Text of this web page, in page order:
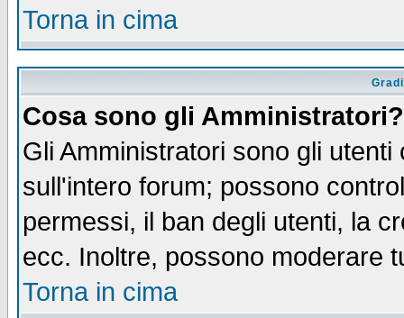
Torna in cima
Cosa sono gli Amministratori?
Gli Amministratori sono gli
sull'intero forum; possono
permessi, il ban degli utenti, la
ecc. Inoltre, possono moderare
Torna in cima